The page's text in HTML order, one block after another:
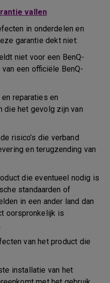
vallen
in onderdelen en
garantie dekt niet:
niet voor een BenQ-
een officiële BenQ-
reparaties en
die het gevolg zijn van
risico’s die verband
en terugzending van
die eventueel nodig is
standaarden of
in een ander land dan
oorspronkelijk is
van het product die
installatie van het